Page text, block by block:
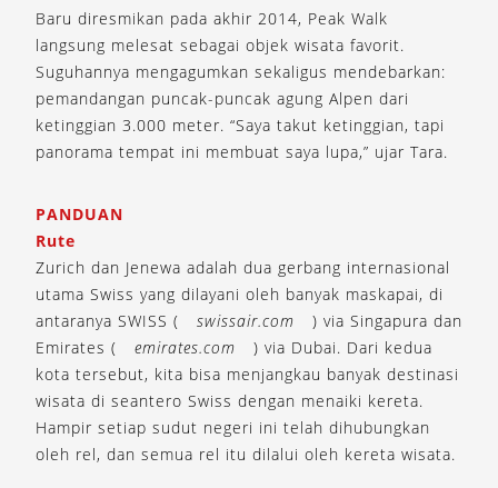
Baru diresmikan pada akhir 2014, Peak Walk
langsung melesat sebagai objek wisata favorit.
Suguhannya mengagumkan sekaligus mendebarkan:
pemandangan puncak-puncak agung Alpen dari
ketinggian 3.000 meter. “Saya takut ketinggian, tapi
panorama tempat ini membuat saya lupa,” ujar Tara.
PANDUAN
Rute
Zurich dan Jenewa adalah dua gerbang internasional
utama Swiss yang dilayani oleh banyak maskapai, di
antaranya SWISS (
swissair.com
) via Singapura dan
Emirates (
emirates.com
) via Dubai. Dari kedua
kota tersebut, kita bisa menjangkau banyak destinasi
wisata di seantero Swiss dengan menaiki kereta.
Hampir setiap sudut negeri ini telah dihubungkan
oleh rel, dan semua rel itu dilalui oleh kereta wisata.